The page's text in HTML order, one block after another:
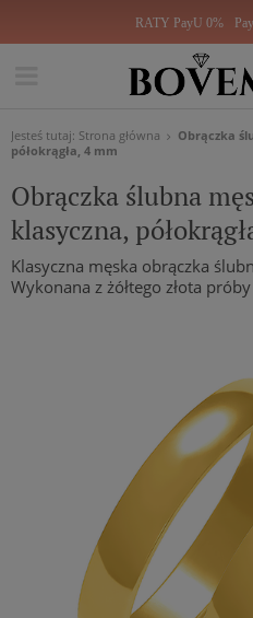
RATY PayU 0%
Jesteś tutaj: Strona główna
Obrączka
półokrągła, 4 mm
Obrączka ślubna
klasyczna,
Klasyczna męska obrączka
Wykonana z żółtego złota